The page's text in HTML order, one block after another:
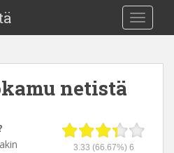
netistä
3.33 (66.67%) 6